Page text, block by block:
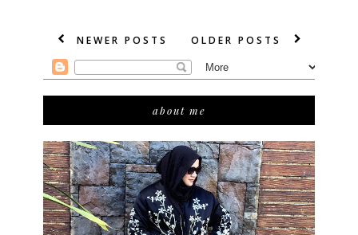
NEWER POSTS OLDER POSTS
about me